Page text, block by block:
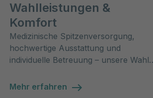
Wahlleistungen &
Komfort
Medizinische Spitzenversorgung,
hochwertige Ausstattung und
individuelle Betreuung – unsere Wahl-
Mehr erfahren